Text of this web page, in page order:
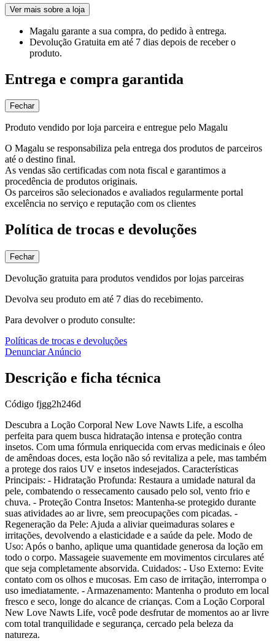
Ver mais sobre a loja
Magalu garante a sua compra, do pedido à entrega.
Devolução Gratuita em até 7 dias depois de receber o
produto.
Entrega e compra garantida
Fechar
Produto vendido por loja parceira e entregue pelo Magalu
O Magalu se responsabiliza pela entrega dos produtos de parceiros
até o destino final.
As vendas são certificadas com nota fiscal e garantimos a
procedência de produtos originais.
Os parceiros são selecionados e avaliados regularmente portal
excelência no serviço e reputação com os clientes
Política de trocas e devoluções
Fechar
Devolução gratuita para produtos vendidos por lojas parceiras
Devolva seu produto em até 7 dias do recebimento.
Para devolver o produto consulte:
Políticas de trocas e devoluções
Denunciar Anúncio
Descrição e ficha técnica
Código fjgg2h246d
Descubra a Loção Corporal New Love Nawts Life, a escolha
perfeita para quem busca hidratação intensa e proteção contra
insetos. Com uma fórmula enriquecida com ervas medicinais e óleo
de amêndoas doces, esta loção não só revitaliza a pele, mas também
a protege dos raios UV e insetos indesejados. Características
Principais: - Hidratação Profunda: Restaura a umidade natural da
pele, combatendo o ressecamento causado pelo sol, vento frio e
chuva. - Proteção Contra Insetos: Mantenha-se protegido durante
suas atividades ao ar livre, sem preocupações com picadas. -
Regeneração da Pele: Ajuda a aliviar queimaduras solares e
irritações, devolvendo a elasticidade e a saúde da pele. Modo de
Uso: Após o banho, aplique uma quantidade generosa da loção em
todo o corpo. Massageie suavemente em movimentos circulares até
que seja completamente absorvida. Cuidados: - Uso Externo: Evite
contato com os olhos e mucosas. Em caso de irritação, interrompa o
uso imediatamente. - Armazenamento: Mantenha o produto em local
fresco e seco, longe do alcance de crianças. Com a Loção Corporal
New Love Nawts Life, você pode desfrutar de momentos ao ar livre
com total tranquilidade e segurança, cercado pela beleza da
natureza.